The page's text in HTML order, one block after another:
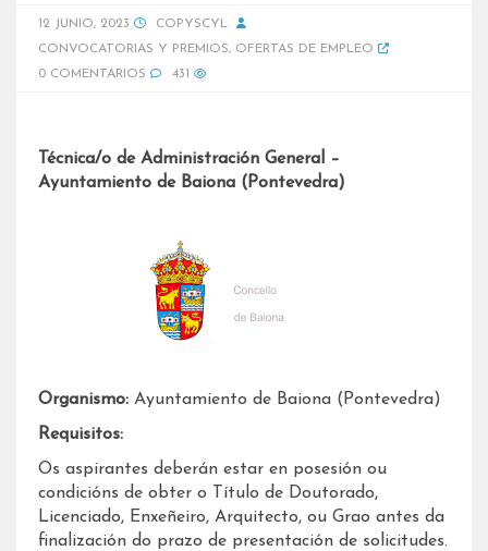
12 JUNIO, 2023
COPYSCYL
CONVOCATORIAS Y PREMIOS, OFERTAS DE EMPLEO
0 COMENTARIOS
431
Técnica/o de Administración General –
Ayuntamiento de Baiona (Pontevedra)
Organismo: Ayuntamiento de Baiona (Pontevedra)
Requisitos:
Os aspirantes deberán estar en posesión ou
condicións de obter o Título de Doutorado,
Licenciado, Enxeñeiro, Arquitecto, ou Grao antes da
finalización do prazo de presentación de solicitudes.